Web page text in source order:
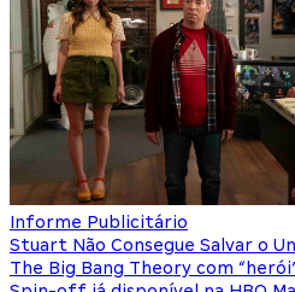
Informe Publicitário
Stuart Não Consegue Salvar o
The Big Bang Theory com